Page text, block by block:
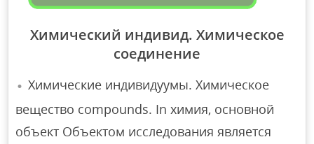
Химический индивид. Химическое
соединение
Химические индивидуумы. Химическое
вещество compounds. In химия, основной
объект Объектом исследования является